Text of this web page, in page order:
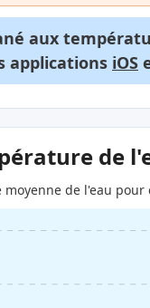
aux
applications iOS
de
de l'eau